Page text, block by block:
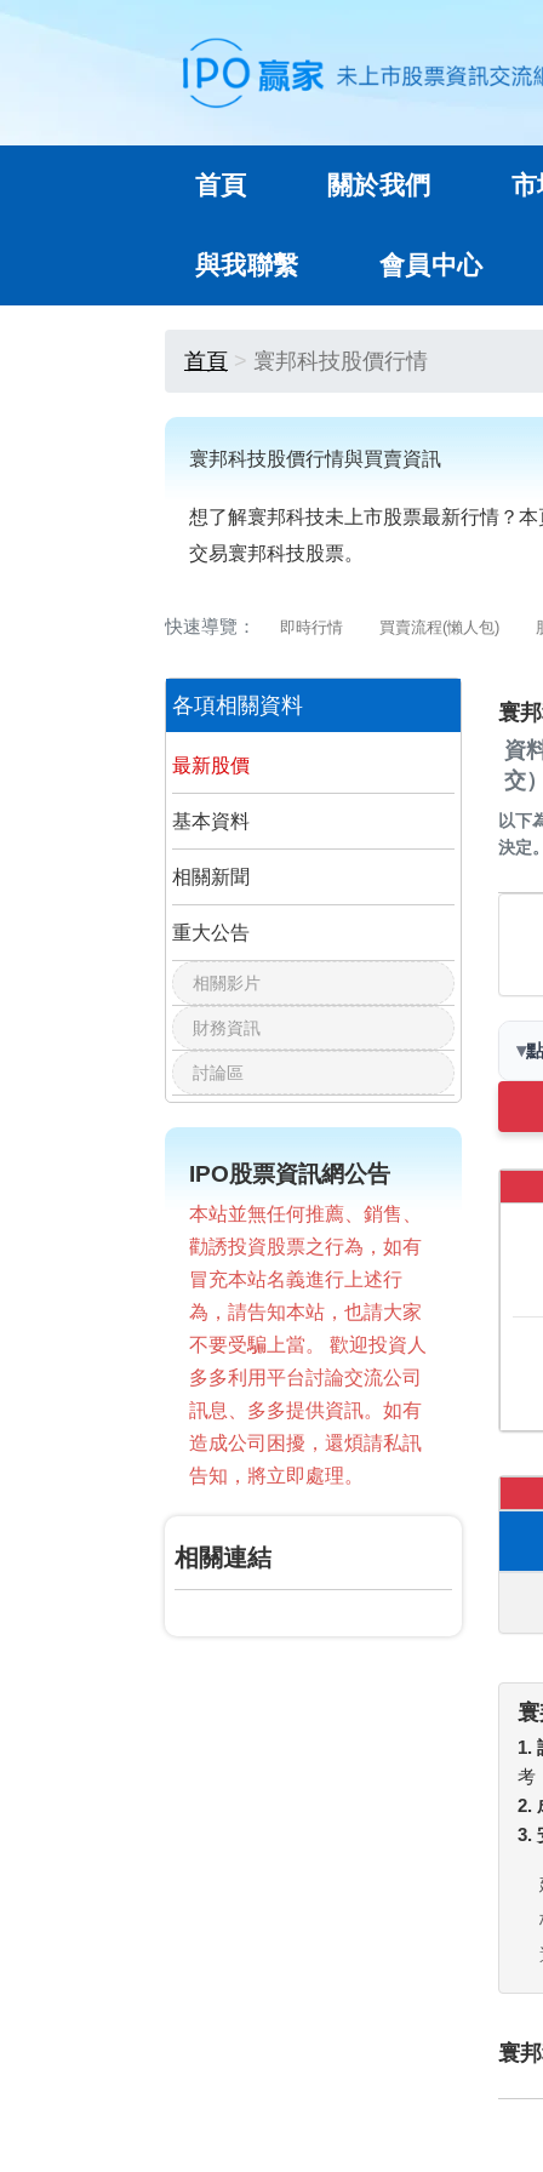
首頁 關於我們 市
與我聯繫 會員中心
首頁 寰邦科技股價行情
寰邦科技股價行情與買賣資訊
想了解寰邦科技未上市股票最新行情？
交易寰邦科技股票。
快速導覽： 即時行情 買賣流程(懶人包)
各項相關資料
最新股價
基本資料
相關新聞
重大公告
相關影片
財務資訊
討論區
IPO股票資訊網公告
本站並無任何推薦、銷售、
勸誘投資股票之行為，如有
冒充本站名義進行上述行
為，請告知本站，也請大家
不要受騙上當。 歡迎投資人
多多利用平台討論交流公司
訊息、多多提供資訊。如有
造成公司困擾，還煩請私訊
告知，將立即處理。
相關連結
寰
資
交
以下
決定
▾
1.
考
2.
3.
寰